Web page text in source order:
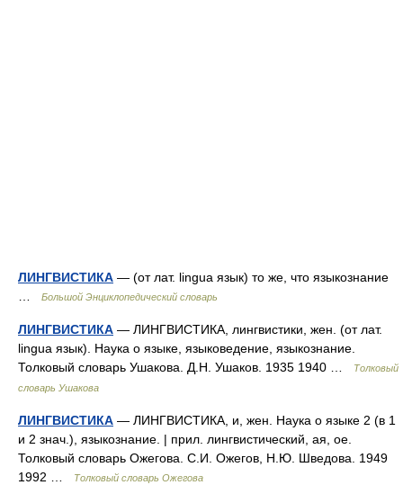
ЛИНГВИСТИКА — (от лат. lingua язык) то же, что языкознание
Большой Энциклопедический словарь
ЛИНГВИСТИКА — ЛИНГВИСТИКА, лингвистики, жен. (от лат.
lingua язык). Наука о языке, языковедение, языкознание.
Толковый словарь Ушакова. Д.Н. Ушаков. 1935 1940 …
Толковый
словарь Ушакова
ЛИНГВИСТИКА — ЛИНГВИСТИКА, и, жен. Наука о языке 2 (в 1
и 2 знач.), языкознание. | прил. лингвистический, ая, ое.
Толковый словарь Ожегова. С.И. Ожегов, Н.Ю. Шведова. 1949
1992 …
Толковый словарь Ожегова